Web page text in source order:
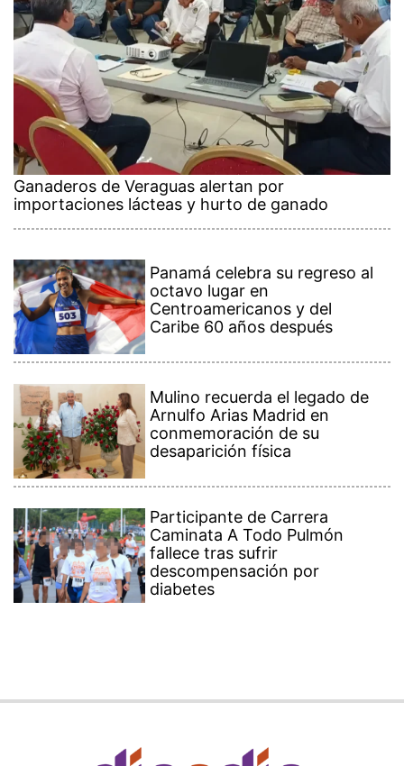
Ganaderos de Veraguas alertan por
importaciones lácteas y hurto de ganado
Panamá celebra su regreso al
octavo lugar en
Centroamericanos y del
Caribe 60 años después
Mulino recuerda el legado de
Arnulfo Arias Madrid en
conmemoración de su
desaparición física
Participante de Carrera
Caminata A Todo Pulmón
fallece tras sufrir
descompensación por
diabetes